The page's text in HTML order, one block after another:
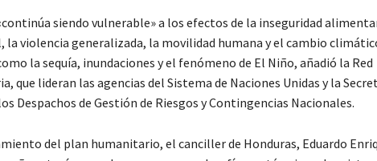
siendo vulnerable» a los efectos de la inseguridad
la violencia generalizada, la movilidad humana y el cambio
la sequía, inundaciones y el fenómeno de El Niño, añadió la Red
que lideran las agencias del Sistema de Naciones Unidas y la
Despachos de Gestión de Riesgos y Contingencias Nacionales.
del plan humanitario, el canciller de Honduras, Eduardo